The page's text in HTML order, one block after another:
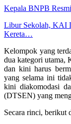
Kepala BNPB
Libur Sekolah, KAI
Kereta…
Kelompok yang
dua kategori utama,
dan kini harus
yang selama ini
kini diakomodasi
(DTSEN) yang
Secara rinci, berikut